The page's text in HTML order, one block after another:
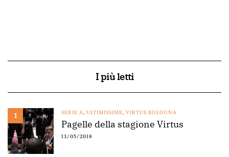
I più letti
1 SERIE A, ULTIMISSIME, VIRTUS BOLOGNA
Pagelle della stagione Virtus
13/05/2018